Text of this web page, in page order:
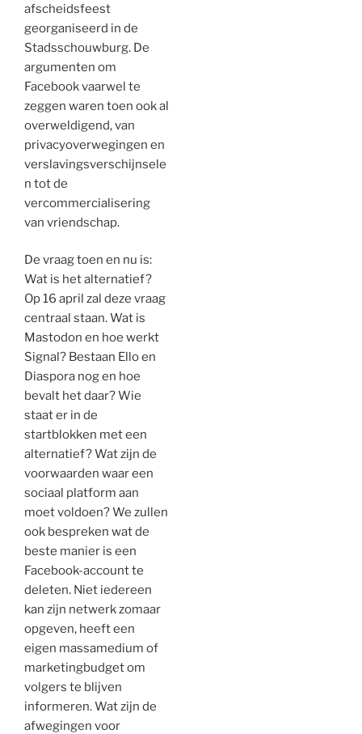
afscheidsfeest
georganiseerd in de
Stadsschouwburg. De
argumenten om
Facebook vaarwel te
zeggen waren toen ook al
overweldigend, van
privacyoverwegingen en
verslavingsverschijnsele
n tot de
vercommercialisering
van vriendschap.
De vraag toen en nu is:
Wat is het alternatief?
Op 16 april zal deze vraag
centraal staan. Wat is
Mastodon en hoe werkt
Signal? Bestaan Ello en
Diaspora nog en hoe
bevalt het daar? Wie
staat er in de
startblokken met een
alternatief? Wat zijn de
voorwaarden waar een
sociaal platform aan
moet voldoen? We zullen
ook bespreken wat de
beste manier is een
Facebook-account te
deleten. Niet iedereen
kan zijn netwerk zomaar
opgeven, heeft een
eigen massamedium of
marketingbudget om
volgers te blijven
informeren. Wat zijn de
afwegingen voor